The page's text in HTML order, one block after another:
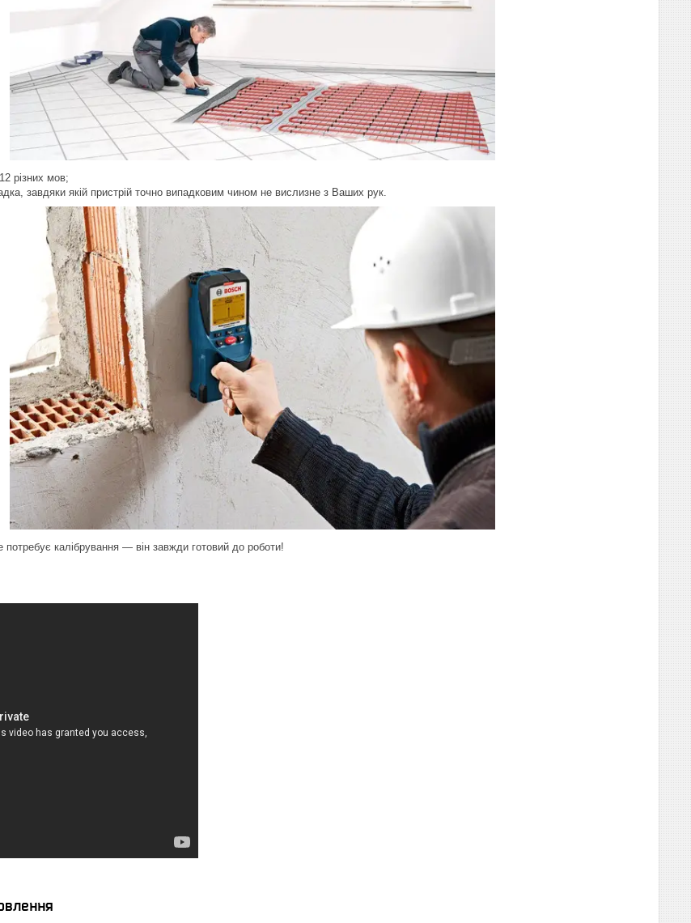
різних мов;
завдяки якій пристрій точно випадковим чином не вислизне з Ваших рук.
калібрування — він завжди готовий до роботи!